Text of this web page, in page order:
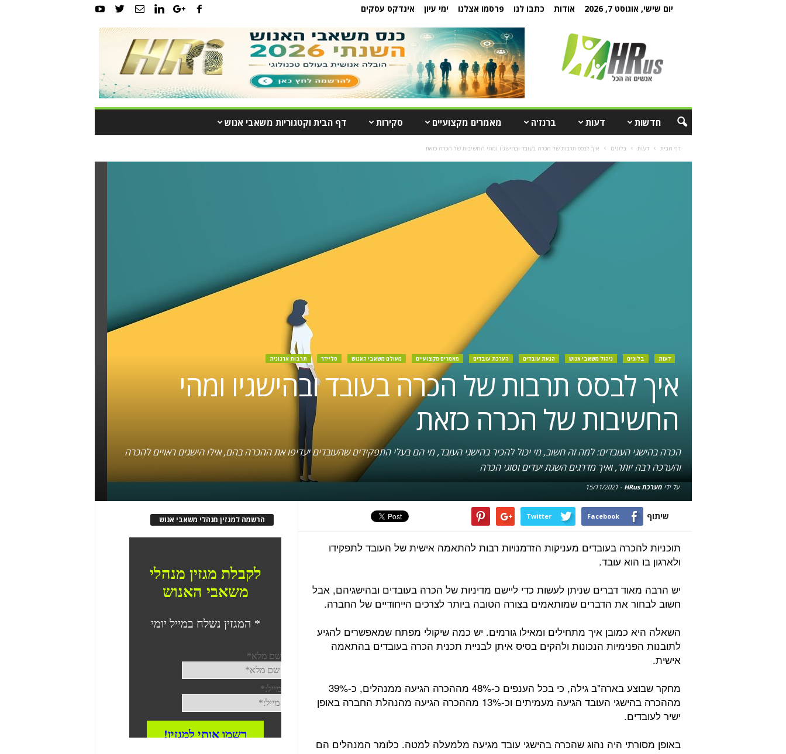
יום שישי, אוגוסט 7, 2026 אודות כתבו לנו פרסמו אצלנו ימי עיון אינדקס עסקים
חדשות דעות ברנז'ה מאמרים מקצועיים סקירות דף הבית וקטגוריות משאבי אנוש
דף הבית דעות בלוגים איך לבסס תרבות של הכרה בעובד ובהישגיו ומהי החשיבות של הכרה כזאת
דעות בלוגים ניהול משאבי אנוש הנעת עובדים הערכת עובדים מאמרים מקצועיים מעולם משאבי האנוש סליידר תרבות ארגונית
איך לבסס תרבות של הכרה בעובד ובהישגיו ומהי
החשיבות של הכרה כזאת
הכרה בהישגי העובדים: למה זה חשוב, מי יכול להכיר בהישגי העובד, מי הם בעלי התפקידים שהעובדים יעדיפו את ההכרה בהם, אילו הישגים ראויים להכרה
והערכה רבה יותר, ואיך מדרגים השגת יעדים וסוגי הכרה
על ידימערכת HRus -
15/11/2021
שיתוף Facebook
Twitter
תוכניות להכרה בעובדים מעניקות הזדמנויות רבות להתאמה אישית של העובד לתפקידו
ולארגון בו הוא עובד.
יש הרבה מאוד דברים שניתן לעשות כדי ליישם מדיניות של הכרה בעובדים ובהישגיהם, אבל
חשוב לבחור את הדברים שמותאמים בצורה הטובה ביותר לצרכים הייחודיים של החברה.
השאלה היא כמובן איך מתחילים ומאילו גורמים. יש כמה שיקולי מפתח שמאפשרים להגיע
לתובנות הפנימיות הנכונות ולהקים בסיס איתן לבניית תכנית הכרה בעובדים בהתאמה
אישית.
מחקר שבוצע בארה"ב גילה, כי בכל הענפים כ-48% מההכרה הגיעה ממנהלים, כ-39%
מההכרה בהישגי העובד הגיעה מעמיתים וכ-13% מההכרה הגיעה מהנהלת החברה באופן
ישיר לעובדים.
באופן מסורתי היה נהוג שהכרה בהישגי עובד מגיעה מלמעלה למטה. כלומר המנהלים הם
הרשמה למגזין מנהלי משאבי אנוש